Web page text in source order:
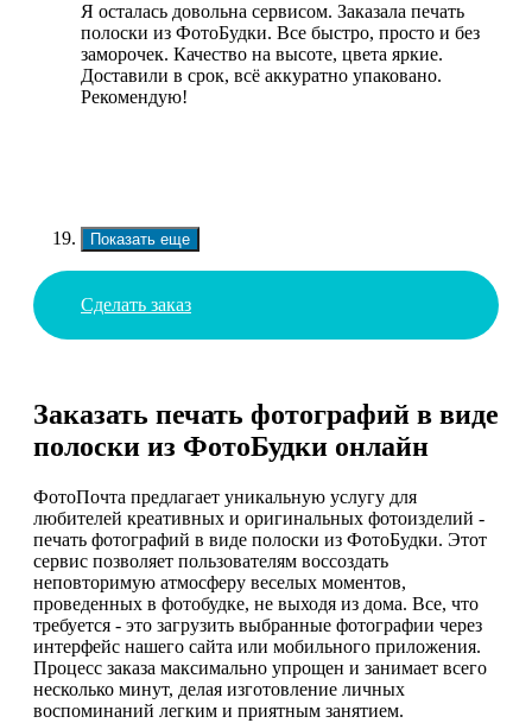
Я осталась довольна сервисом. Заказала печать
полоски из ФотоБудки. Все быстро, просто и без
заморочек. Качество на высоте, цвета яркие.
Доставили в срок, всё аккуратно упаковано.
Рекомендую!
Показать еще
Сделать заказ
Заказать печать фотографий в виде
полоски из ФотоБудки онлайн
ФотоПочта предлагает уникальную услугу для
любителей креативных и оригинальных фотоизделий -
печать фотографий в виде полоски из ФотоБудки. Этот
сервис позволяет пользователям воссоздать
неповторимую атмосферу веселых моментов,
проведенных в фотобудке, не выходя из дома. Все, что
требуется - это загрузить выбранные фотографии через
интерфейс нашего сайта или мобильного приложения.
Процесс заказа максимально упрощен и занимает всего
несколько минут, делая изготовление личных
воспоминаний легким и приятным занятием.